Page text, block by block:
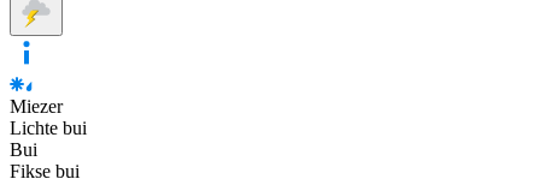
Miezer
Lichte bui
Bui
Fikse bui